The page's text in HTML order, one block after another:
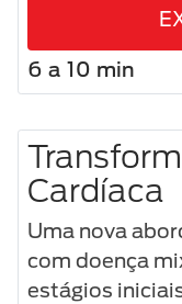
6 a 10 min
Cardíaca
Uma nova
com doença
estágios